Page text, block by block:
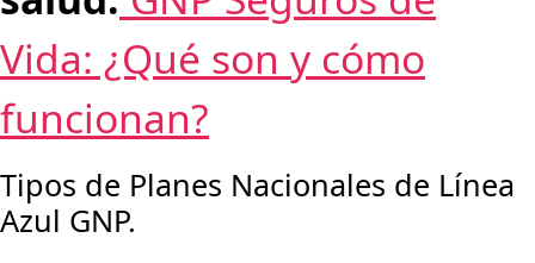
Vida: ¿Qué son y cómo
funcionan?
Tipos de Planes Nacionales de Línea
Azul GNP.